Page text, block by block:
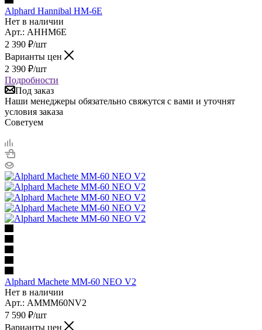
Alphard Hannibal HM-6E
Нет в наличии
Арт.: AHHM6E
2 390 ₽/шт
Варианты цен
2 390 ₽/шт
Подробности
Под заказ
Наши менеджеры обязательно свяжутся с вами и уточнят
условия заказа
Советуем
Alphard Machete MM-60 NEO V2
Нет в наличии
Арт.: AMMM60NV2
7 590 ₽/шт
Варианты цен